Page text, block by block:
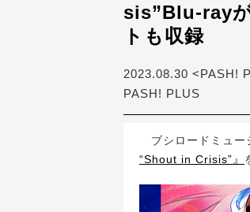
sis”Blu-ray
トも収録
2023.08.30 <PASH!
PASH! PLUS
ブシロードミュー
“Shout in Crisis”』